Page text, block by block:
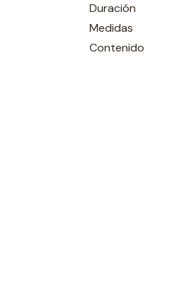
Duración
Medidas
Contenido